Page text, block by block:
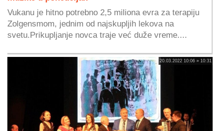
Vukanu je hitno potrebno 2,5 miliona evra za terapiju
Zolgensmom, jednim od najskupljih lekova na
svetu.Prikupljanje novca traje već duže vreme....
20.03.2022 10:06 » 10:31